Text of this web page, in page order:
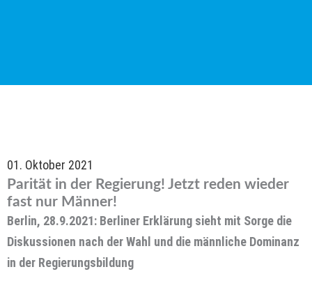
01. Oktober 2021
Parität in der Regierung! Jetzt reden wieder
fast nur Männer!
Berlin, 28.9.2021: Berliner Erklärung sieht mit Sorge die
Diskussionen nach der Wahl und die männliche Dominanz
in der Regierungsbildung